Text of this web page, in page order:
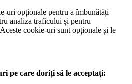
uri opționale pentru a îmbunătăți
analiza traficului și pentru
cookie-uri sunt opționale și le
pe care doriți să le acceptați: